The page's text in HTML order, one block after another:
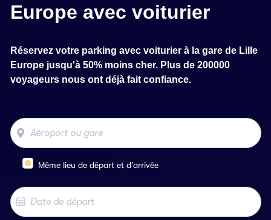
Europe avec voiturier
Réservez votre parking avec voiturier à la gare de Lille
Europe jusqu'à 50% moins cher. Plus de 200000
voyageurs nous ont déjà fait confiance.
Même lieu de départ et d’arrivée